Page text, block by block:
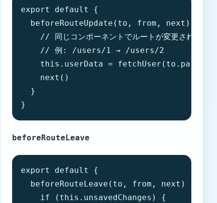
export default {
  beforeRouteUpdate(to, from, next) {
    // 同じコンポーネントでルートが変更された時
    // 例: /users/1 → /users/2
this.userData =
    next()
  }
}
beforeRouteLeave
export default {
  beforeRouteLeave(to, from, next) {
    if (this.unsavedChanges) {